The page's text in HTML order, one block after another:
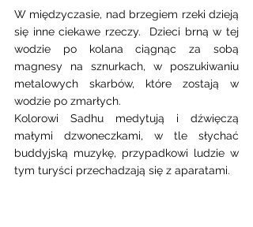
W międzyczasie, nad brzegiem rzeki dzieją
się inne ciekawe rzeczy.  Dzieci brną w tej
wodzie po kolana ciągnąc za sobą
magnesy na sznurkach, w poszukiwaniu
metalowych skarbów, które zostają w
wodzie po zmarłych.
Kolorowi Sadhu medytują i dźwięczą
małymi dzwoneczkami, w tle słychać
buddyjską muzykę, przypadkowi ludzie w
tym turyści przechadzają się z aparatami.